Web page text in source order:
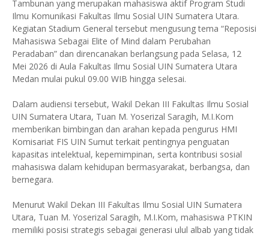
Tambunan yang merupakan mahasiswa aktif Program Studi
Ilmu Komunikasi Fakultas Ilmu Sosial UIN Sumatera Utara.
Kegiatan Stadium General tersebut mengusung tema “Reposisi
Mahasiswa Sebagai Elite of Mind dalam Perubahan
Peradaban” dan direncanakan berlangsung pada Selasa, 12
Mei 2026 di Aula Fakultas Ilmu Sosial UIN Sumatera Utara
Medan mulai pukul 09.00 WIB hingga selesai.
Dalam audiensi tersebut, Wakil Dekan III Fakultas Ilmu Sosial
UIN Sumatera Utara, Tuan M. Yoserizal Saragih, M.I.Kom
memberikan bimbingan dan arahan kepada pengurus HMI
Komisariat FIS UIN Sumut terkait pentingnya penguatan
kapasitas intelektual, kepemimpinan, serta kontribusi sosial
mahasiswa dalam kehidupan bermasyarakat, berbangsa, dan
bernegara.
Menurut Wakil Dekan III Fakultas Ilmu Sosial UIN Sumatera
Utara, Tuan M. Yoserizal Saragih, M.I.Kom, mahasiswa PTKIN
memiliki posisi strategis sebagai generasi ulul albab yang tidak